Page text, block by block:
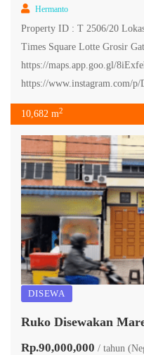
Hermanto
Property ID : T 2506/20
Times Square Lotte Grosir
https://maps.app.goo.gl/
https://www.instagram.com/
10,682 m2
DISEWA
Rp.90,000,000 / tahun